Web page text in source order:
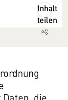
Inhalt
teilen
die